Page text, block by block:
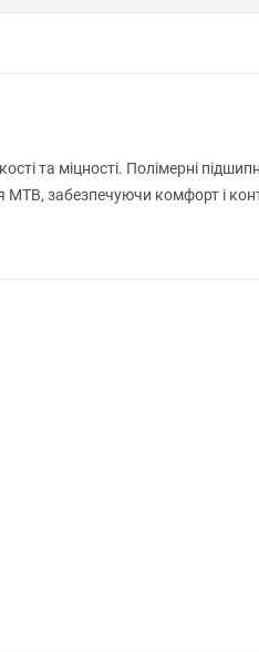
та міцності. Полімерні
MTB, забезпечуючи комфорт і